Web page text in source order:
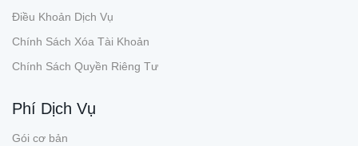
Điều Khoản Dịch Vụ
Chính Sách Xóa Tài Khoản
Chính Sách Quyền Riêng Tư
Phí Dịch Vụ
Gói cơ bản